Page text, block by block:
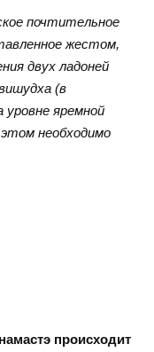
почтительное
жестом,
двух ладоней
(в
яремной
необходимо
происходит